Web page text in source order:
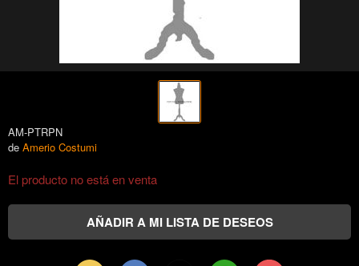
AM-PTRPN
de Amerio Costumi
El producto no está en venta